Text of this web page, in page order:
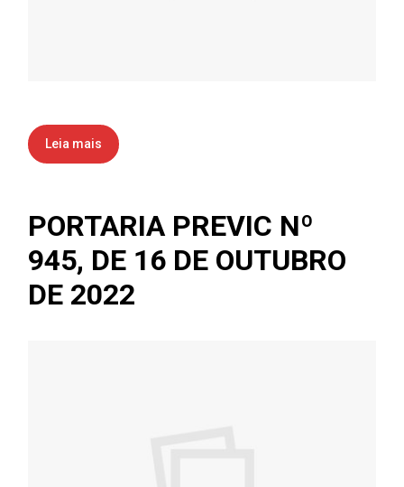
Leia mais
PORTARIA PREVIC Nº
945, DE 16 DE OUTUBRO
DE 2022